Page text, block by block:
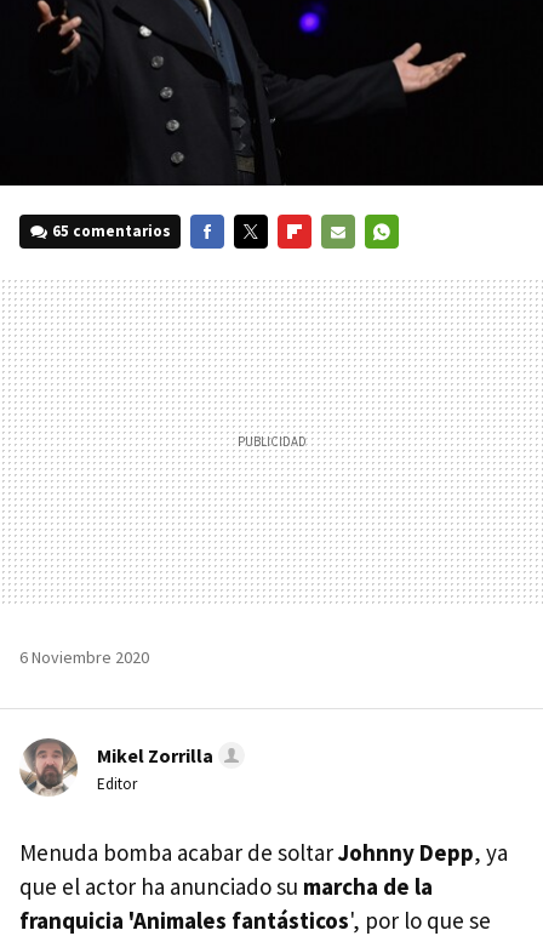
65 comentarios
MAIL
6 Noviembre 2020
Mikel Zorrilla
Editor
Menuda bomba acabar de soltarJohnny Depp, ya
que el actor ha anunciado su marcha de la
franquicia 'Animales fantásticos', por lo que se